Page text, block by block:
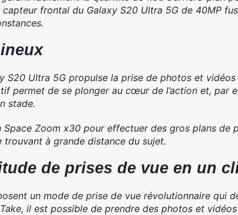
frontal du Galaxy S20 Ultra 5G de 40MP
S20 Ultra 5G propulse la prise de photos et vidéos
permet de se plonger au cœur de l’action et, par
stade.
Zoom x30 pour effectuer des gros plans de
trouvant à grande distance du sujet.
de prises de vue en un
un mode de prise de vue révolutionnaire qui
il est possible de prendre des photos et